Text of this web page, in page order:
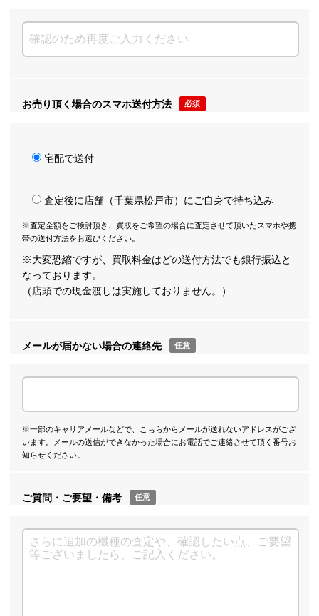
お売り頂く場合のスマホ送付方法 必須
宅配で送付
査定後に店舗（千葉県松戸市）にご自身で持ち込み
※査定金額をご検討頂き、買取をご希望の場合に査定させて頂いたスマホや携
帯の送付方法をお選びください。
※大変恐縮ですが、買取料金はどの送付方法でも銀行振込と
なっております。
（店頭での現金渡しは実施しておりません。）
メールが届かない場合の連絡先 任意
※一部のキャリアメールなどで、こちらからメールが送れないアドレスがござ
います。メールの送信ができなかった場合にお電話でご連絡させて頂く番号お
知らせください。
ご質問・ご要望・備考 任意